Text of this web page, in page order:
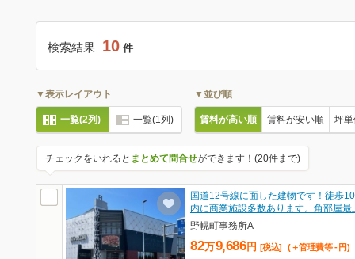
検索結果 10 件
▼表示レイアウト
一覧(2列) 一覧(1列)
▼並び順
賃料が高い順 賃料が安い順 坪
チェックをいれると まとめて問合せができます！(20件まで)
国道12号線に面した建物です！徒歩
内に商業施設多数あります。角部屋
野幌町事務所A
82万9,686 円 [税込] (＋管理費等 - 円)